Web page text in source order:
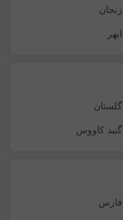
زنجان
ابهر
گلستان
گنبد کاووس
فارس